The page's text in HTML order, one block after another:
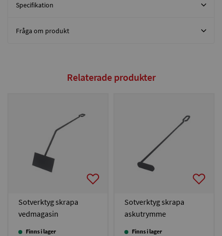
Specifikation
Fråga om produkt
Relaterade produkter
Sotverktyg skrapa
vedmagasin
Finns i lager
Sotverktyg skrapa
askutrymme
Finns i lager